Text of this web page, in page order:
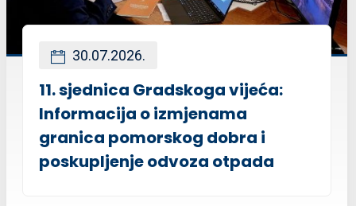
30.07.2026.
11. sjednica Gradskoga vijeća:
Informacija o izmjenama
granica pomorskog dobra i
poskupljenje odvoza otpada